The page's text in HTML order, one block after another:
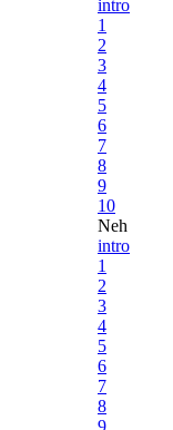
intro
1
2
3
4
5
6
7
8
9
10
Neh
intro
1
2
3
4
5
6
7
8
9